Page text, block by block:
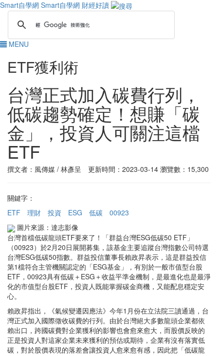
Smart自學網 Smart自學網 財經好讀
MENU
ETF獲利術
台灣正式加入碳費行列，
低碳趨勢確定！想賺「碳
金」，投資人可關注這檔
ETF
撰文者：風傳媒 / 林彥呈 更新時間：2023-03-14 瀏覽數：15,300
關鍵字：
ETF
理財 投資 ESG 低碳
00923
圖片來源：達志影像
台灣首檔低碳龍頭ETF要來了！「群益台灣ESG低碳50 ETF」
（00923）於2月20日展開募集，該基金主要追蹤台灣指數公司特選
台灣ESG低碳50指數。群益投信董事長賴政昇表示，這是群益投信
第1檔符合主管機關認定的「ESG基金」，有別於一般市值型台股
ETF，00923具有低碳＋ESG＋收益平準金機制，是最進化也是最淨
化的市值型台股ETF，投資人既能掌握碳金商機，又能配息穩定安
心。
賴政昇指出，《氣候變遷因應法》今年1月份在立法院三讀通過，台
灣正式加入國際徵收碳費的行列。由於台灣絕大多數龍頭企業都依
賴出口，跨國碳費對企業獲利的影響也會愈來愈大，而股價反映的
正是投資人對這家企業未來獲利的預估或期待，企業有沒有落實低
碳，對於股價表現的落差會讓投資人愈來愈有感，因此把「低碳龍